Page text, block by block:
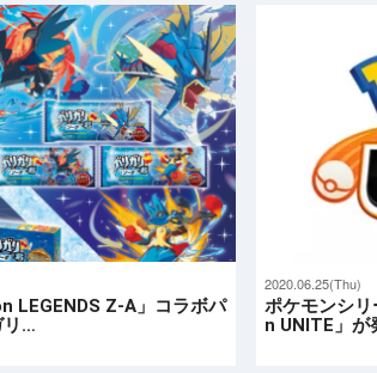
LEGENDS Z-A」コラボパ
リ…
2020.06.25(Thu)
ポケモンシ
n UNITE」が